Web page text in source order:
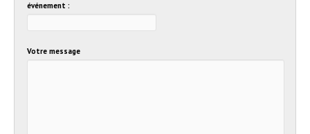
événement :
Votre message